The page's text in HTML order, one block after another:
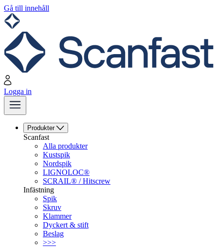
Gå till innehåll
Logga in
Produkter
Scanfast
Alla produkter
Kustspik
Nordspik
LIGNOLOC®
SCRAIL® / Hitscrew
Infästning
Spik
Skruv
Klammer
Dyckert & stift
Beslag
>>>